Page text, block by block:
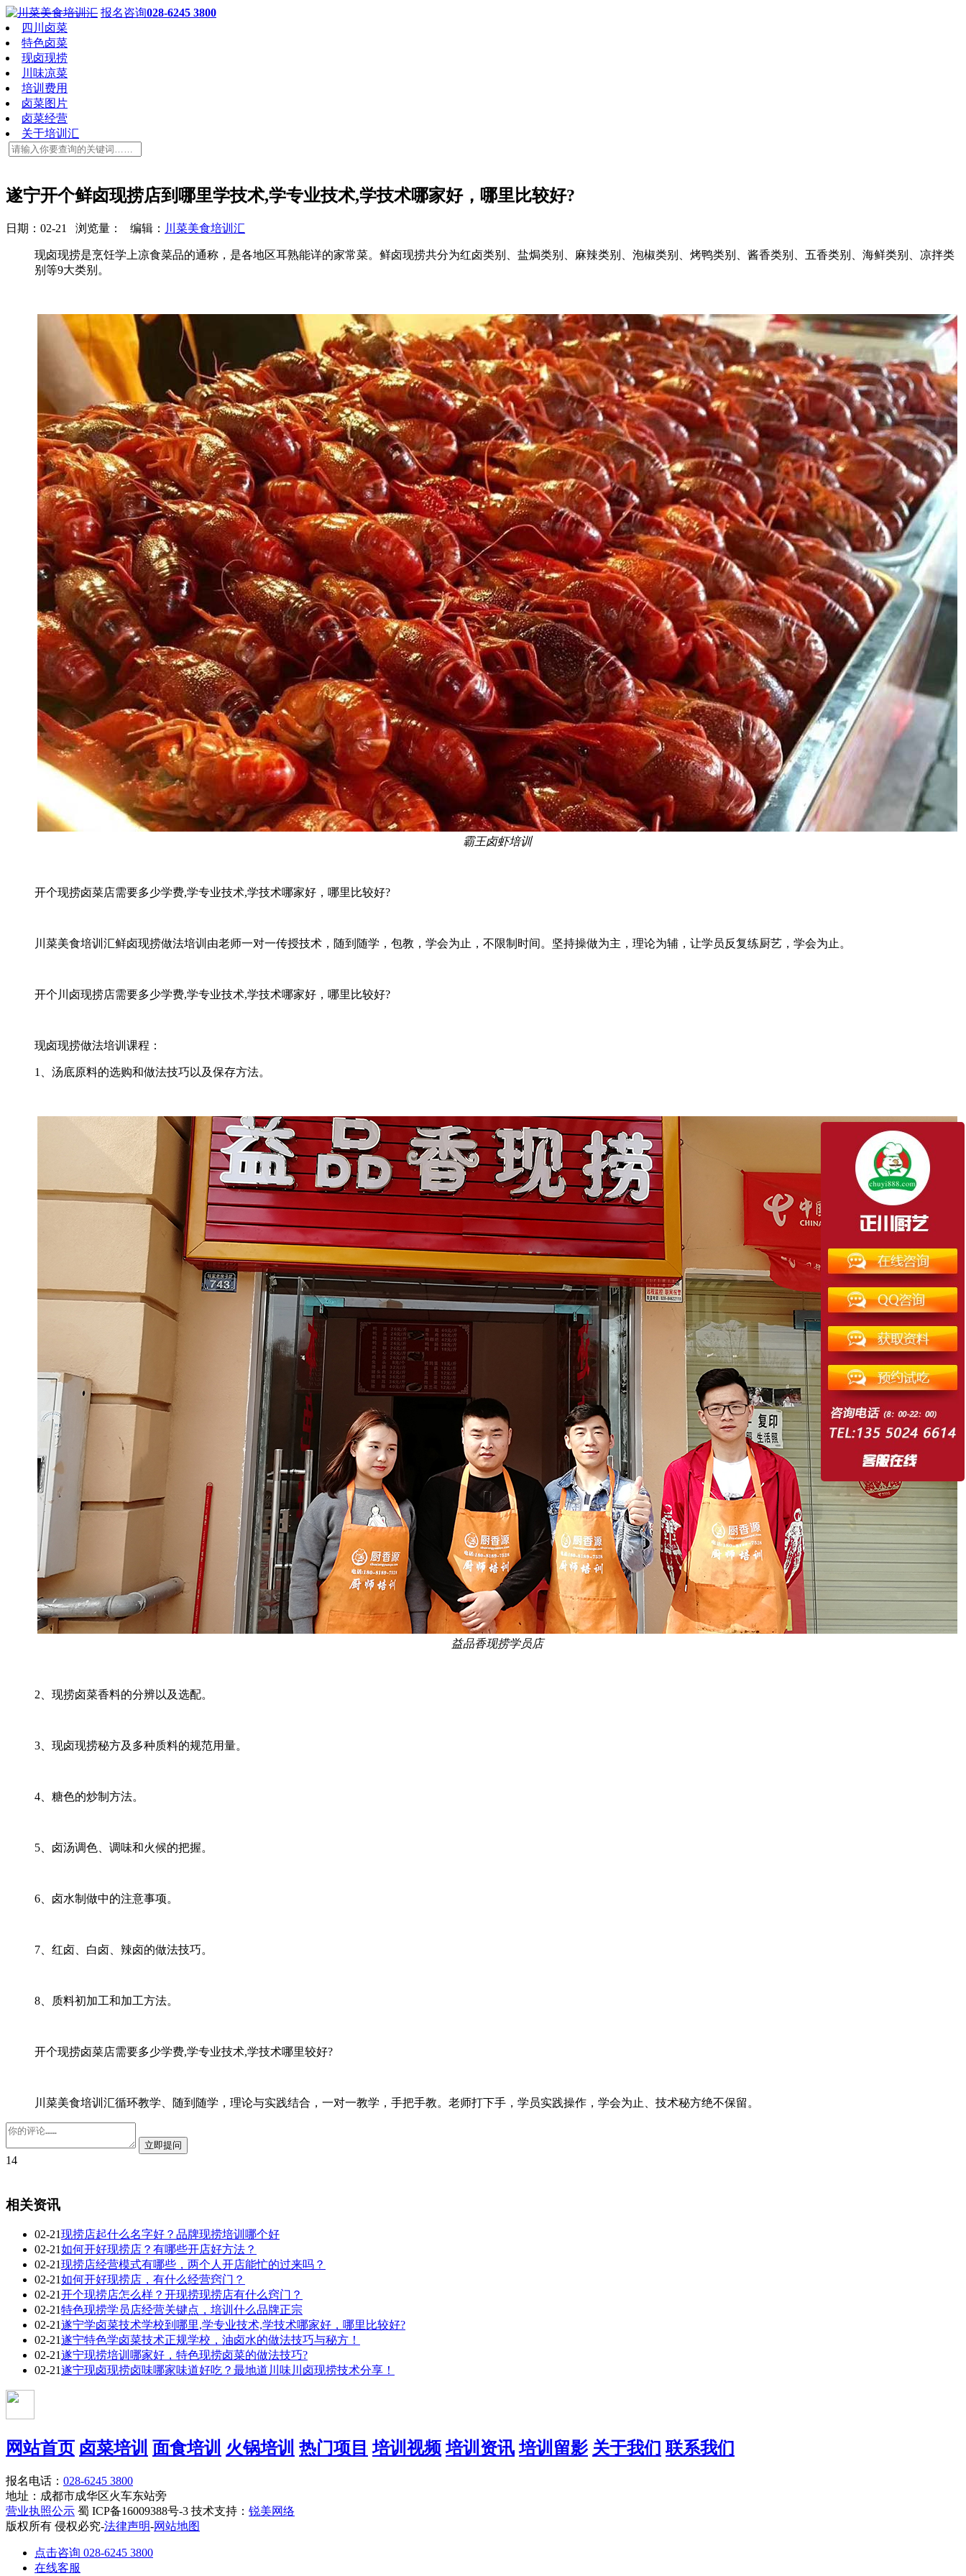
报名咨询028-6245 3800
四川卤菜
特色卤菜
现卤现捞
川味凉菜
培训费用
卤菜图片
卤菜经营
关于培训汇
遂宁开个鲜卤现捞店到哪里学技术,学专业技术,学技术哪家好，哪里比较好?
日期：02-21 浏览量： 编辑： 川菜美食培训汇
现卤现捞是烹饪学上凉食菜品的通称，是各地区耳熟能详的家常菜。鲜卤现捞共分为红卤类别、盐焗类别、麻辣类别、泡椒类别、烤鸭类别、酱香类别、五香类别、海鲜类别、凉拌类
别等9大类别。
霸王卤虾培训
开个现捞卤菜店需要多少学费,学专业技术,学技术哪家好，哪里比较好?
川菜美食培训汇鲜卤现捞做法培训由老师一对一传授技术，随到随学，包教，学会为止，不限制时间。坚持操做为主，理论为辅，让学员反复练厨艺，学会为止。
开个川卤现捞店需要多少学费,学专业技术,学技术哪家好，哪里比较好?
现卤现捞做法培训课程：
1、汤底原料的选购和做法技巧以及保存方法。
益品香现捞学员店
2、现捞卤菜香料的分辨以及选配。
3、现卤现捞秘方及多种质料的规范用量。
4、糖色的炒制方法。
5、卤汤调色、调味和火候的把握。
6、卤水制做中的注意事项。
7、红卤、白卤、辣卤的做法技巧。
8、质料初加工和加工方法。
开个现捞卤菜店需要多少学费,学专业技术,学技术哪里较好?
川菜美食培训汇循环教学、随到随学，理论与实践结合，一对一教学，手把手教。老师打下手，学员实践操作，学会为止、技术秘方绝不保留。
14
相关资讯
02-21现捞店起什么名字好？品牌现捞培训哪个好
02-21如何开好现捞店？有哪些开店好方法？
02-21现捞店经营模式有哪些，两个人开店能忙的过来吗？
02-21如何开好现捞店，有什么经营窍门？
02-21开个现捞店怎么样？开现捞现捞店有什么窍门？
02-21特色现捞学员店经营关键点，培训什么品牌正宗
02-21遂宁学卤菜技术学校到哪里,学专业技术,学技术哪家好，哪里比较好?
02-21遂宁特色学卤菜技术正规学校，油卤水的做法技巧与秘方！
02-21遂宁现捞培训哪家好，特色现捞卤菜的做法技巧?
02-21遂宁现卤现捞卤味哪家味道好吃？最地道川味川卤现捞技术分享！
网站首页 卤菜培训 面食培训 火锅培训 热门项目 培训视频 培训资讯 培训留影 关于我们 联系我们
报名电话： 028-6245 3800
地址：成都市成华区火车东站旁
营业执照公示 蜀 ICP备16009388号-3 技术支持： 锐美网络
版权所有 侵权必究-法律声明-网站地图
点击咨询 028-6245 3800
在线客服